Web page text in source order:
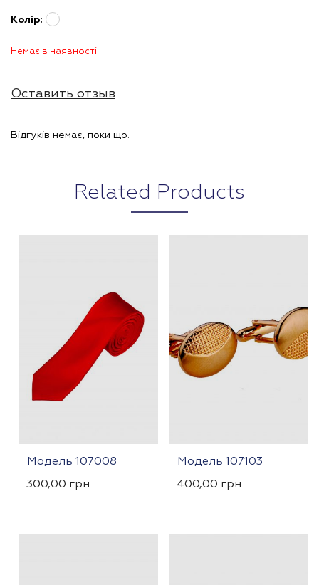
Колір:
Немає в наявності
Оставить отзыв
Відгуків немає, поки що.
Related Products
Модель 107008
300,00 грн
Модель 107103
400,00 грн